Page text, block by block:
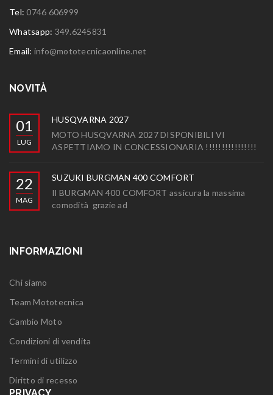
Tel:0746 606999
Whatsapp: 349.6245831
Email: info@mototecnicaonline.net
NOVITÀ
01
LUG
HUSQVARNA 2027
MOTO HUSQVARNA 2027 DISPONIBILI VI
ASPETTIAMO IN CONCESSIONARIA !!!!!!!!!!!!!!!!
22
MAG
SUZUKI BURGMAN 400 COMFORT
Il BURGMAN 400 COMFORT assicura la massima
comodità grazie ad
INFORMAZIONI
Chi siamo
Team Mototecnica
Cambio Moto
Condizioni di vendita
Termini di utilizzo
Diritto di recesso